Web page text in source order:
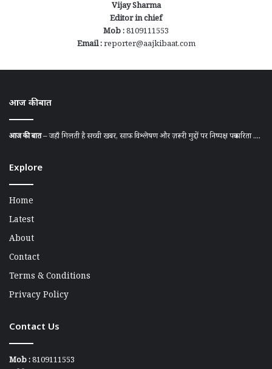
Vijay Sharma
Editor in chief
Mob :8109111553
Email :reporter@aajkibaat.com
आज की बात
आज की बात– जहाँ मिलती है सच्ची खबर, साफ़ विश्लेषण और ज़रूरी मुद्दों पर निष्पक्ष पत्रकारिता ....
Explore
Home
Latest
About
Contact
Terms & Conditions
Privacy Policy
Contact Us
Mob :8109111553